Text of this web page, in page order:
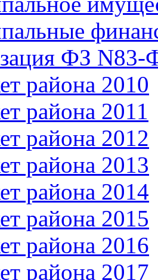
ФЗ N83-
района 2010
района 2011
района 2012
района 2013
района 2014
района 2015
района 2016
района 2017